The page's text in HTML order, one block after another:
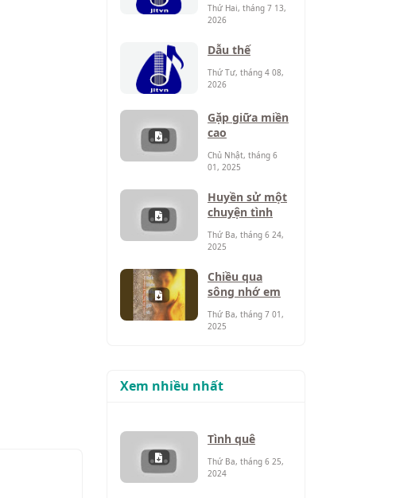
Thứ Hai, tháng 7 13,
2026
Dẫu thế
Thứ Tư, tháng 4 08,
2026
Gặp giữa miền
cao
Chủ Nhật, tháng 6
01, 2025
Huyền sử một
chuyện tình
Thứ Ba, tháng 6 24,
2025
Chiều qua
sông nhớ em
Thứ Ba, tháng 7 01,
2025
Xem nhiều nhất
Tình quê
Thứ Ba, tháng 6 25,
2024